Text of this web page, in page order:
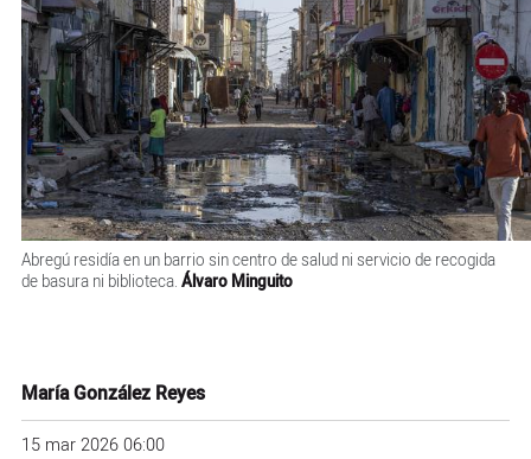
Abregú residía en un barrio sin centro de salud ni servicio de recogida
de basura ni biblioteca. Álvaro Minguito
María González Reyes
15 mar 2026 06:00